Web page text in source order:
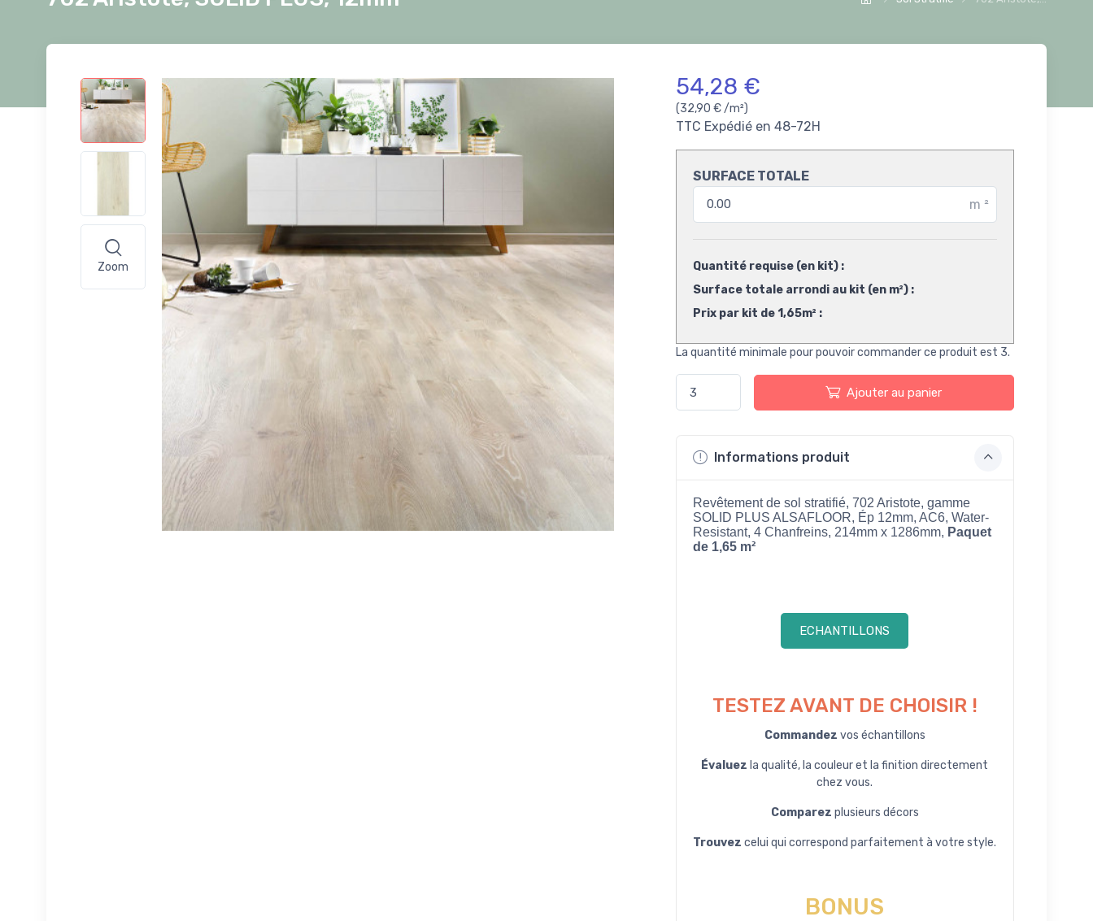
Zoom
54,28 €
(32,90 € /m²)
TTC Expédié en 48-72H
SURFACE TOTALE
m ²
Quantité requise (en kit) :
Surface totale arrondi au kit (en m²) :
Prix par kit de 1,65m² :
La quantité minimale pour pouvoir commander ce produit est 3.
Ajouter au panier
Informations produit
Revêtement de sol stratifié, 702 Aristote, gamme
SOLID PLUS ALSAFLOOR, Ép 12mm, AC6, Water-
Resistant, 4 Chanfreins, 214mm x 1286mm, Paquet
de 1,65 m²
ECHANTILLONS
TESTEZ AVANT DE CHOISIR !
Commandez vos échantillons
Évaluez la qualité, la couleur et la finition directement
chez vous.
Comparez plusieurs décors
Trouvez celui qui correspond parfaitement à votre style.
BONUS